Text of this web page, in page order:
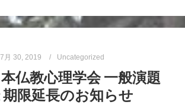
7月 30, 2019 Uncategorized
仏教心理学会 一般演題
期限延長のお知らせ